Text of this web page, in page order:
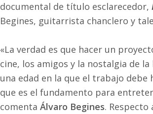
documental de título esclarecedor,
Begines, guitarrista chanclero y
«La verdad es que hacer un
cine, los amigos y la nostalgia de
una edad en la que el trabajo debe
que es el fundamento para
comenta Álvaro Begines.